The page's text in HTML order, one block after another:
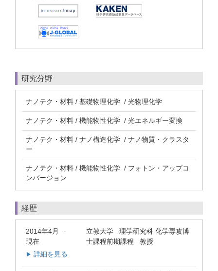
研究分野
ナノテク・材料 / 基礎物理化学 / 光物理化学
ナノテク・材料 / 機能物性化学 / 光エネルギー変換
ナノテク・材料 / ナノ構造化学 / ナノ物質・クラスタ
ー
ナノテク・材料 / 機能物性化学 / フォトン・アップコ
ンバージョン
経歴
2014年4月 -
現在
立教大学 理学研究科 化学専攻博
士課程前期課程 教授
▶ 詳細を見る